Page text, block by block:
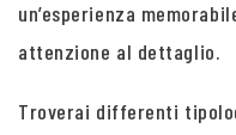
un’esperienza
attenzione al dettaglio.
Troverai differenti